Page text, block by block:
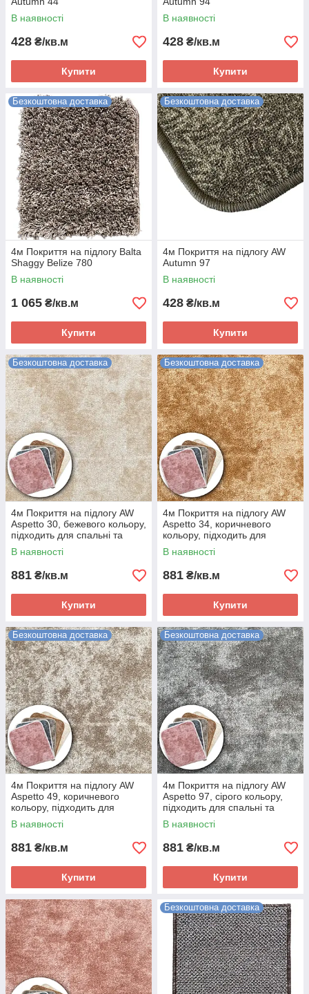
В наявності
428 ₴/кв.м
Купити
В наявності
428 ₴/кв.м
Купити
Безкоштовна доставка
4м Покриття на підлогу Balta
Shaggy Belize 780
В наявності
1 065 ₴/кв.м
Купити
Безкоштовна доставка
4м Покриття на підлогу AW
Autumn 97
В наявності
428 ₴/кв.м
Купити
Безкоштовна доставка
4м Покриття на підлогу AW
Aspetto 30, бежевого кольору,
підходить для спальні та
гостьової кімнати.
В наявності
881 ₴/кв.м
Купити
Безкоштовна доставка
4м Покриття на підлогу AW
Aspetto 34, коричневого
кольору, підходить для
спальні та гостьової кімнати.
В наявності
881 ₴/кв.м
Купити
Безкоштовна доставка
4м Покриття на підлогу AW
Aspetto 49, коричневого
кольору, підходить для
спальні та гостьової кімнати.
В наявності
881 ₴/кв.м
Купити
Безкоштовна доставка
4м Покриття на підлогу AW
Aspetto 97, сірого кольору,
підходить для спальні та
гостьової кімнати.
В наявності
881 ₴/кв.м
Купити
Безкоштовна доставка